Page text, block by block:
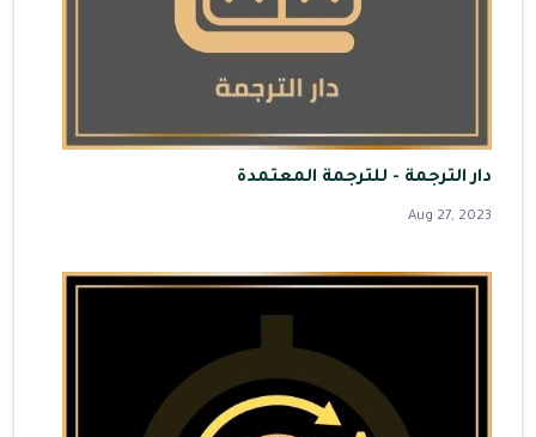
دار الترجمة - للترجمة المعتمدة
Aug 27, 2023